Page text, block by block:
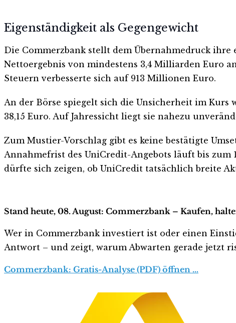
Eigenständigkeit als Gegengewicht
Die Commerzbank stellt dem Übernahmedruck ihre
Nettoergebnis von mindestens 3,4 Milliarden Euro
Steuern verbesserte sich auf 913 Millionen Euro.
An der Börse spiegelt sich die Unsicherheit im Kurs
38,15 Euro. Auf Jahressicht liegt sie nahezu
Zum Mustier-Vorschlag gibt es keine bestätigte
Annahmefrist des UniCredit-Angebots läuft bis zum
dürfte sich zeigen, ob UniCredit tatsächlich breite
Stand heute, 08. August: Commerzbank – Kaufen,
Wer in Commerzbank investiert ist oder einen
Antwort – und zeigt, warum Abwarten gerade jetzt
Commerzbank: Gratis-Analyse (PDF) öffnen …